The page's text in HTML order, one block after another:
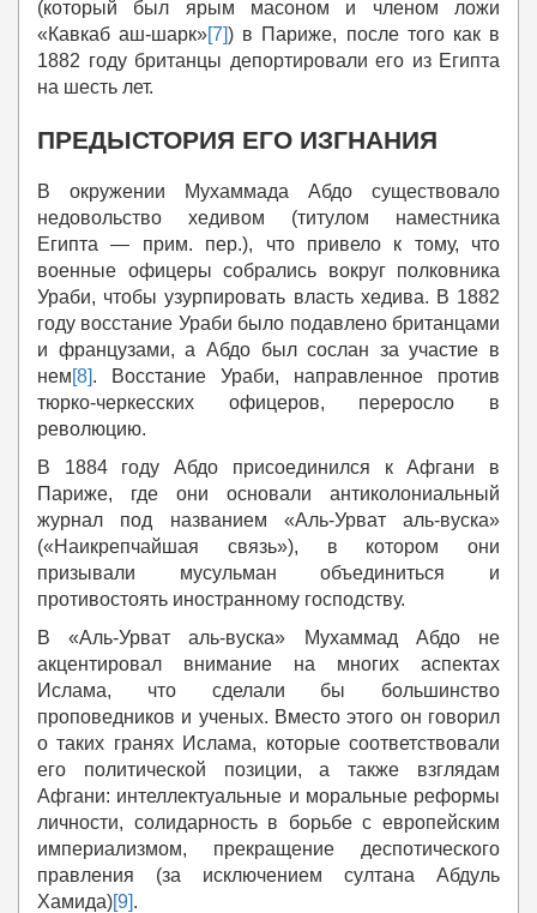
(который был ярым масоном и членом ложи
«Кавкаб аш-шарк»[7]) в Париже, после того как в
1882 году британцы депортировали его из Египта
на шесть лет.
ПРЕДЫСТОРИЯ ЕГО ИЗГНАНИЯ
В окружении Мухаммада Абдо существовало
недовольство хедивом (титулом наместника
Египта — прим. пер.), что привело к тому, что
военные офицеры собрались вокруг полковника
Ураби, чтобы узурпировать власть хедива. В 1882
году восстание Ураби было подавлено британцами
и французами, а Абдо был сослан за участие в
нем[8]. Восстание Ураби, направленное против
тюрко-черкесских офицеров, переросло в
революцию.
В 1884 году Абдо присоединился к Афгани в
Париже, где они основали антиколониальный
журнал под названием «Аль-Урват аль-вуска»
(«Наикрепчайшая связь»), в котором они
призывали мусульман объединиться и
противостоять иностранному господству.
В «Аль-Урват аль-вуска» Мухаммад Абдо не
акцентировал внимание на многих аспектах
Ислама, что сделали бы большинство
проповедников и ученых. Вместо этого он говорил
о таких гранях Ислама, которые соответствовали
его политической позиции, а также взглядам
Афгани: интеллектуальные и моральные реформы
личности, солидарность в борьбе с европейским
империализмом, прекращение деспотического
правления (за исключением султана Абдуль
Хамида)[9].